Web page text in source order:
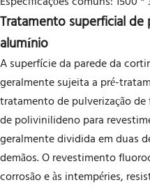
Tratamento superficial
alumínio
A superfície da parede da
geralmente sujeita a pré-
tratamento de pulverização
de polivinilideno para
geralmente dividida em duas
demãos. O revestimento
corrosão e às intempéries,